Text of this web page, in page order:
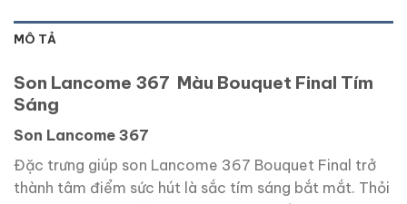
MÔ TẢ
Son Lancome 367 Màu Bouquet Final Tím
Sáng
Son Lancome 367
Đặc trưng giúp son Lancome 367 Bouquet Final trở
thành tâm điểm sức hút là sắc tím sáng bắt mắt. Thỏi